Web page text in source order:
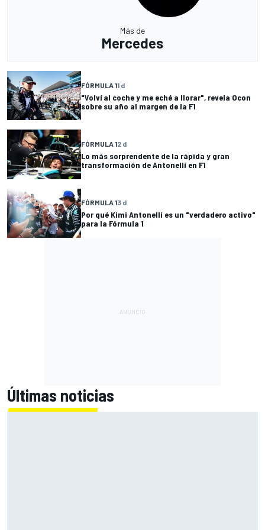
Más de
Mercedes
FÓRMULA 11 d
"Volví al coche y me eché a llorar", revela Ocon
sobre su año al margen de la F1
FÓRMULA 12 d
Lo más sorprendente de la rápida y gran
transformación de Antonelli en F1
FÓRMULA 13 d
Por qué Kimi Antonelli es un "verdadero activo"
para la Fórmula 1
Últimas noticias